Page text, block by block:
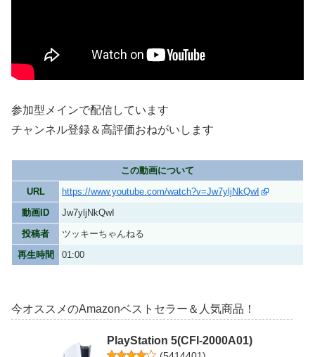
参加型メインで配信しています
チャンネル登録＆高評価おねがいします
この動画について
URL
https://www.youtube.com/watch?v=Jw7yljNkQwI
動画ID
Jw7yljNkQwI
投稿者
ツッキーちゃんねる
再生時間
01:00
今オススメのAmazonベストセラー＆人気商品！
PlayStation 5(CFI-2000A01)